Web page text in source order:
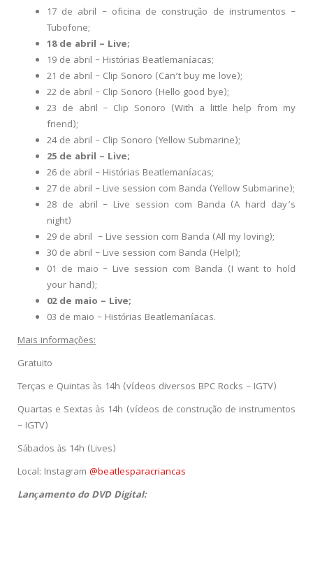
17 de abril – oficina de construção de instrumentos –
Tubofone;
18 de abril – Live;
19 de abril – Histórias Beatlemaníacas;
21 de abril – Clip Sonoro (Can’t buy me love);
22 de abril – Clip Sonoro (Hello good bye);
23 de abril – Clip Sonoro (With a little help from my
friend);
24 de abril – Clip Sonoro (Yellow Submarine);
25 de abril – Live;
26 de abril – Histórias Beatlemaníacas;
27 de abril – Live session com Banda (Yellow Submarine);
28 de abril – Live session com Banda (A hard day’s
night)
29 de abril – Live session com Banda (All my loving);
30 de abril – Live session com Banda (Help!);
01 de maio – Live session com Banda (I want to hold
your hand);
02 de maio – Live;
03 de maio – Histórias Beatlemaníacas.
Mais informações:
Gratuito
Terças e Quintas às 14h (vídeos diversos BPC Rocks – IGTV)
Quartas e Sextas às 14h (vídeos de construção de instrumentos
– IGTV)
Sábados às 14h (Lives)
Local: Instagram @beatlesparacriancas
Lançamento do DVD Digital: